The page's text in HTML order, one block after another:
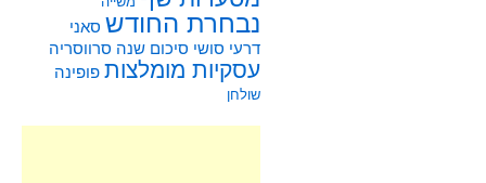
נבחרת החודש סאני
דרעי סושי סיכום שנה סרווסריה
עסקיות מומלצות פופינה
שולחן